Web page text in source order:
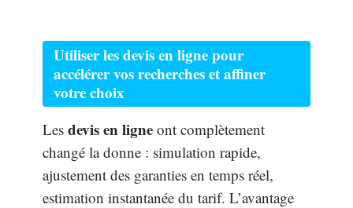
Utiliser les devis en ligne pour
accélérer vos recherches et affiner
votre choix
Les devis en ligne ont complètement
changé la donne : simulation rapide,
ajustement des garanties en temps réel,
estimation instantanée du tarif. L’avantage